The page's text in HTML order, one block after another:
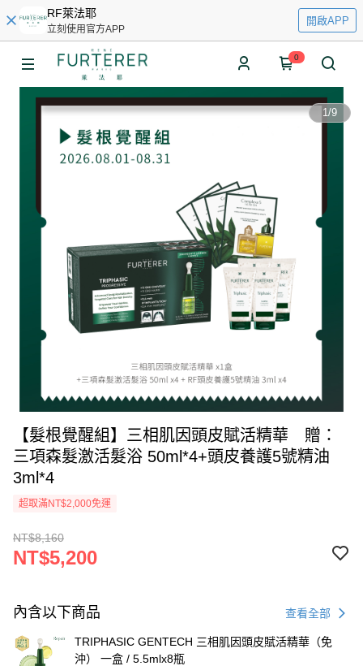
RF萊法耶
立刻使用官方APP
開啟APP
0
1/9
【髮根覺醒組】三相肌因頭皮賦活精華 贈：
三項森髮激活髮浴 50ml*4+頭皮養護5號精油
3ml*4
超取滿NT$2,000免運
NT$8,160
NT$5,200
內含以下商品 查看全部
TRIPHASIC GENTECH 三相肌因頭皮賦活精華（免
沖） 一盒 / 5.5mlx8瓶